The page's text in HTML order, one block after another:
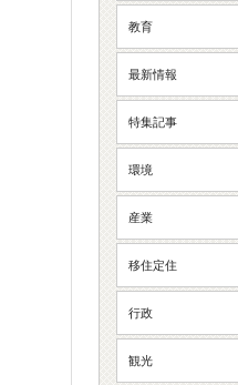
教育
最新情報
特集記事
環境
産業
移住定住
行政
観光